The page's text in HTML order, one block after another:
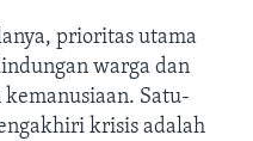
prioritas utama
warga dan
Satu-
krisis adalah